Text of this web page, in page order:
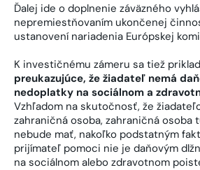
Ďalej ide o doplnenie záväzného
nepremiestňovaním ukončenej
ustanovení nariadenia Európskej
K investičnému zámeru sa tiež
preukazujúce, že žiadateľ nemá
nedoplatky na sociálnom a
Vzhľadom na skutočnosť, že
zahraničná osoba, zahraničná osoba
nebude mať, nakoľko podstatným
prijímateľ pomoci nie je daňovým
na sociálnom alebo zdravotnom